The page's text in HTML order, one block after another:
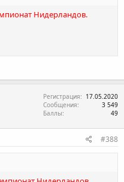
Нидерландов.
Регистрация
17.05.2020
Сообщения
3 549
Баллы
49
#388